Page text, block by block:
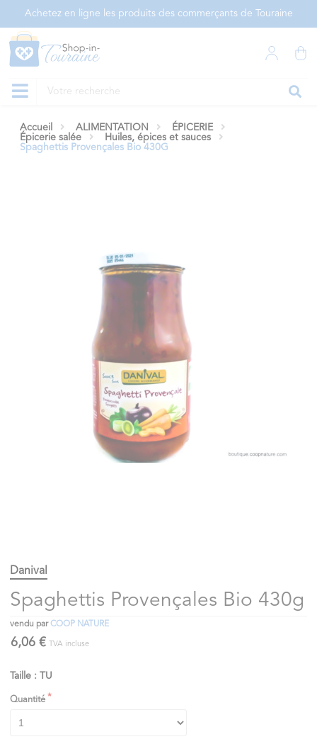
Achetez en ligne les produits des commerçants de Touraine
Accueil ALIMENTATION
ÉPICERIE
Épicerie salée
Huiles, épices et sauces
Spaghettis Provençales Bio 430G
Danival
Spaghettis Provençales Bio 430g
vendu parCOOP NATURE
6,06 € TVA incluse
Taille : TU
Quantité
Panneau de gestion des cookies